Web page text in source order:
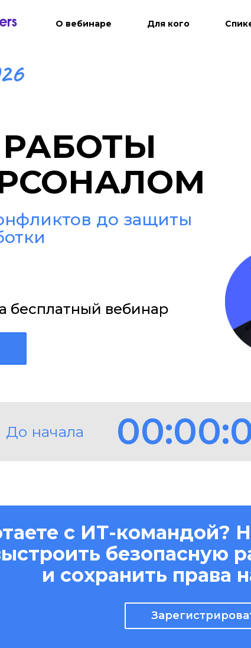
О вебинаре Для кого
бесплатный вебинар
до защиты
До начала
с ИТ-командой?
безопасную
и сохранить права